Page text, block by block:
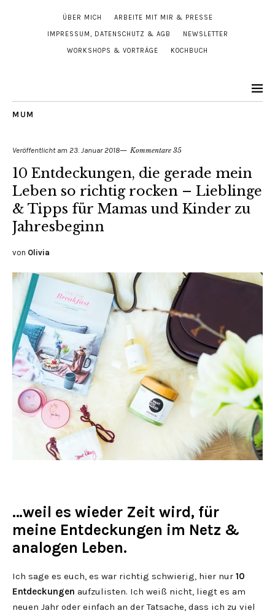
ÜBER MICH ARBEITE MIT MIR & PRESSE
IMPRESSUM, DATENSCHUTZ & AGB NEWSLETTER
WORKSHOPS & VORTRÄGE KOCHBUCH
MUM
Veröffentlicht am 23. Januar 2018 Kommentare 35
10 Entdeckungen, die gerade mein
Leben so richtig rocken – Lieblinge
& Tipps für Mamas und Kinder zu
Jahresbeginn
von Olivia
…weil es wieder Zeit wird, für
meine Entdeckungen im Netz &
analogen Leben.
Ich sage es euch, es war richtig schwierig, hier nur 10
Entdeckungen aufzulisten. Ich weiß nicht, liegt es am
neuen Jahr oder einfach an der Tatsache, dass ich zu viel